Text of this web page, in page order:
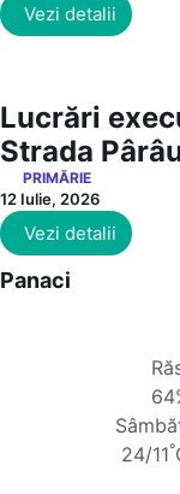
Vezi detalii
Lucrări
Strada
PRIMĂRIE
12 Iulie, 2026
Vezi detalii
Panaci
24/11°